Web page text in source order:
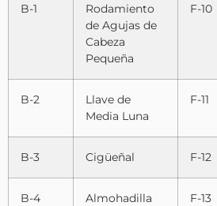
B-1
Rodamiento
de Agujas de
Cabeza
Pequeña
F-10
B-2
Llave de
Media Luna
F-11
B-3 Cigüeñal F-12
B-4
Almohadilla
F-13